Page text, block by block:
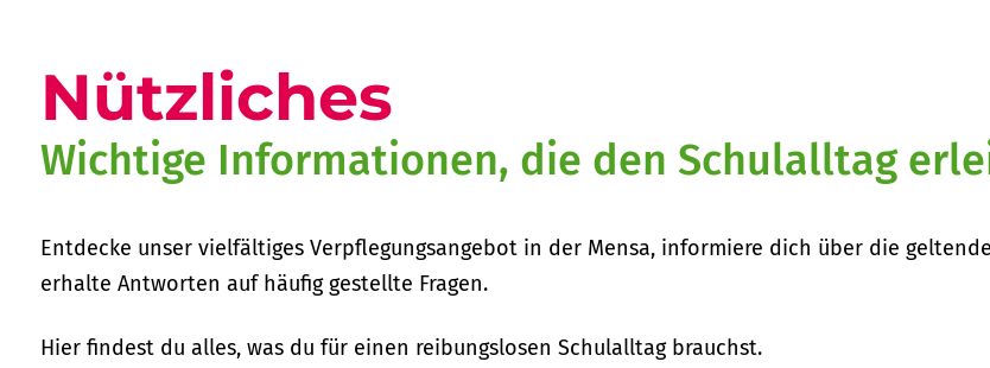
Nützliches
Wichtige Informationen, die den Schulalltag
Entdecke unser vielfältiges Verpflegungsangebot in der Mensa, informiere dich über die
erhalte Antworten auf häufig gestellte Fragen.
Hier findest du alles, was du für einen reibungslosen Schulalltag brauchst.